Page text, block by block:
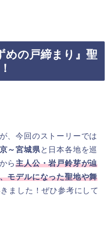
めの戸締まり』聖
、今回のストーリーでは
～宮城県と日本各地を巡
ら主人公・岩戸鈴芽が辿
モデルになった聖地や舞
ました！ぜひ参考にして